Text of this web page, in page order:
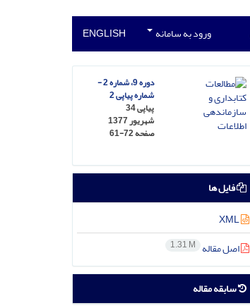
ورود به سامانه ENGLISH
دوره 9، شماره 2 -
شماره پیاپی 2
پیاپی 34
شهریور 1377
صفحه61-72
فایل ها
XML
اصل مقاله 1.31 M
سابقه مقاله